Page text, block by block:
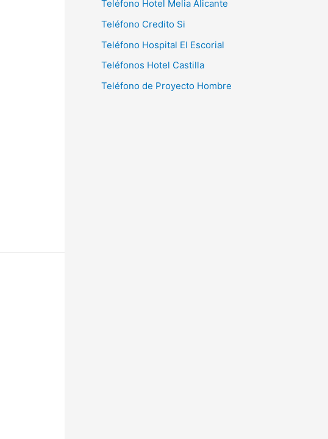
Teléfono Hotel Melia Alicante
Teléfono Credito Si
Teléfono Hospital El Escorial
Teléfonos Hotel Castilla
Teléfono de Proyecto Hombre